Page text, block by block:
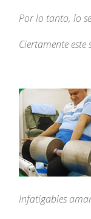
Por lo tanto, lo
Ciertamente este
Infatigables